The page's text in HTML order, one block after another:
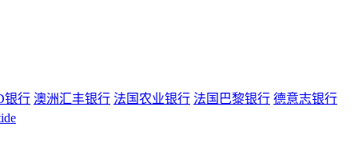
银行 澳洲汇丰银行 法国农业银行 法国巴黎银行 德意志银行